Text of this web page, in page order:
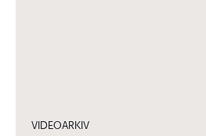
VIDEOARKIV